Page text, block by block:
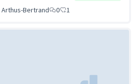
Arthus-Bertrand
0 1